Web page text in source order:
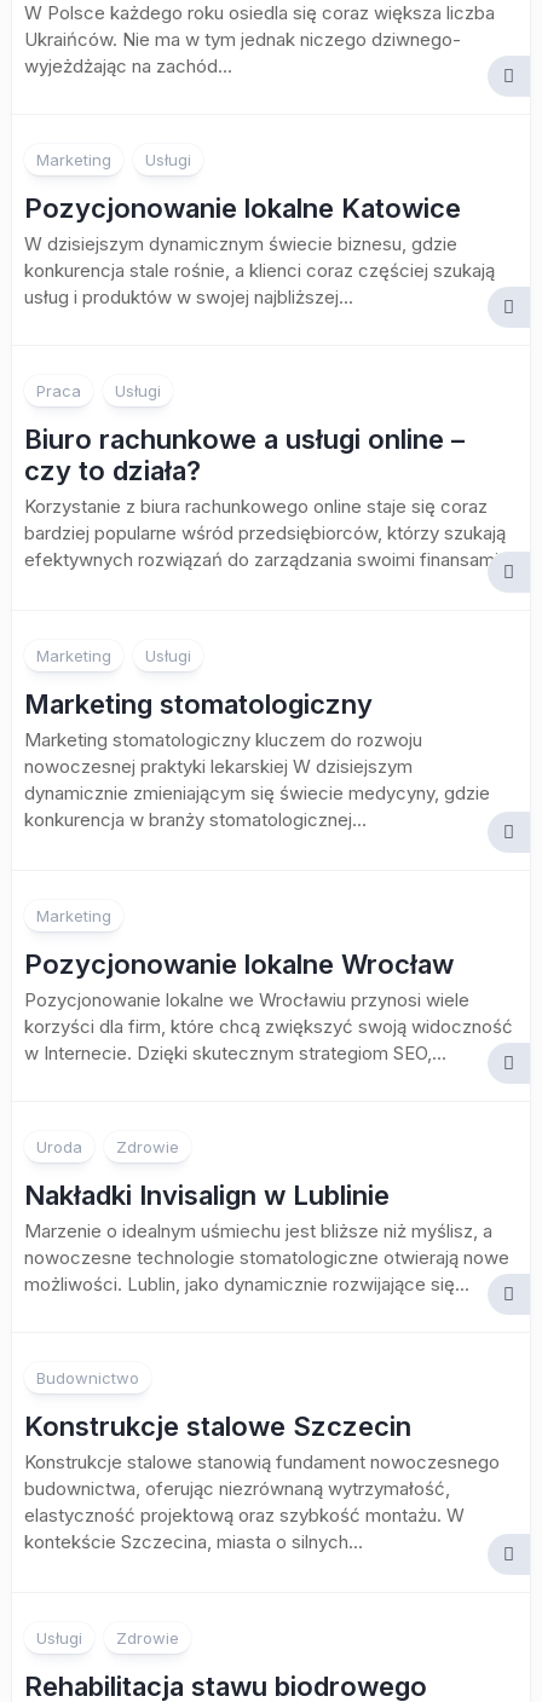
W Polsce każdego roku osiedla się coraz większa liczba
Ukraińców. Nie ma w tym jednak niczego dziwnego-
wyjeżdżając na zachód...
Marketing Usługi
Pozycjonowanie lokalne Katowice
W dzisiejszym dynamicznym świecie biznesu, gdzie
konkurencja stale rośnie, a klienci coraz częściej szukają
usług i produktów w swojej najbliższej...
Praca Usługi
Biuro rachunkowe a usługi online –
czy to działa?
Korzystanie z biura rachunkowego online staje się coraz
bardziej popularne wśród przedsiębiorców, którzy szukają
efektywnych rozwiązań do zarządzania swoimi finansami....
Marketing Usługi
Marketing stomatologiczny
Marketing stomatologiczny kluczem do rozwoju
nowoczesnej praktyki lekarskiej W dzisiejszym
dynamicznie zmieniającym się świecie medycyny, gdzie
konkurencja w branży stomatologicznej...
Marketing
Pozycjonowanie lokalne Wrocław
Pozycjonowanie lokalne we Wrocławiu przynosi wiele
korzyści dla firm, które chcą zwiększyć swoją widoczność
w Internecie. Dzięki skutecznym strategiom SEO,...
Uroda Zdrowie
Nakładki Invisalign w Lublinie
Marzenie o idealnym uśmiechu jest bliższe niż myślisz, a
nowoczesne technologie stomatologiczne otwierają nowe
możliwości. Lublin, jako dynamicznie rozwijające się...
Budownictwo
Konstrukcje stalowe Szczecin
Konstrukcje stalowe stanowią fundament nowoczesnego
budownictwa, oferując niezrównaną wytrzymałość,
elastyczność projektową oraz szybkość montażu. W
kontekście Szczecina, miasta o silnych...
Usługi Zdrowie
Rehabilitacja stawu biodrowego